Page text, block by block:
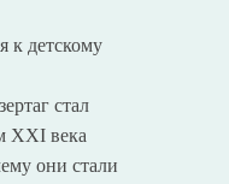
к детскому
стал
XXI века
они стали